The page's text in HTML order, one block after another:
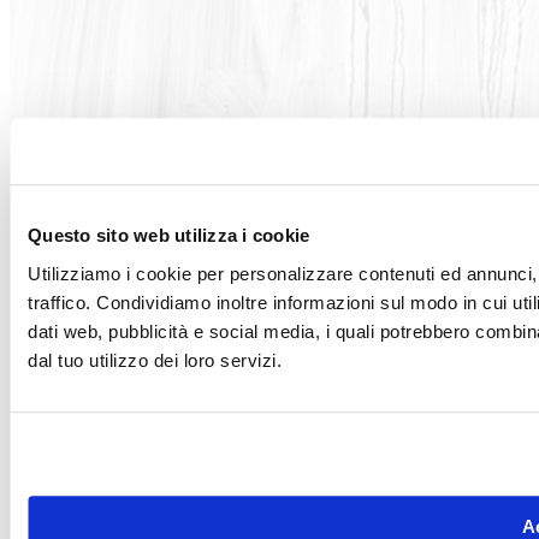
Questo sito web utilizza i cookie
Utilizziamo i cookie per personalizzare contenuti ed
traffico. Condividiamo inoltre informazioni sul modo in cui
dati web, pubblicità e social media, i quali potrebbero
dal tuo utilizzo dei loro servizi.